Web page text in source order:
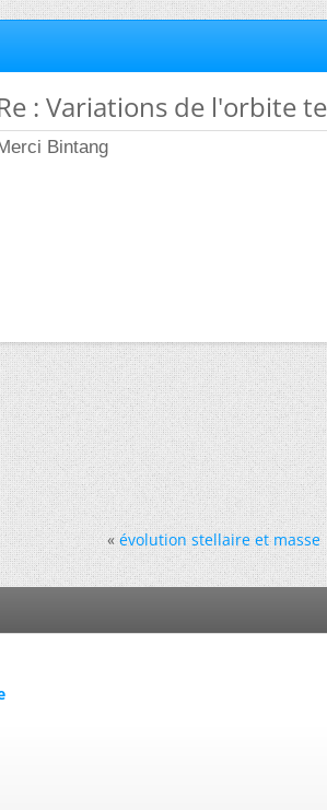
: Variations de l'orbite
Bintang
« évolution stellaire et masse